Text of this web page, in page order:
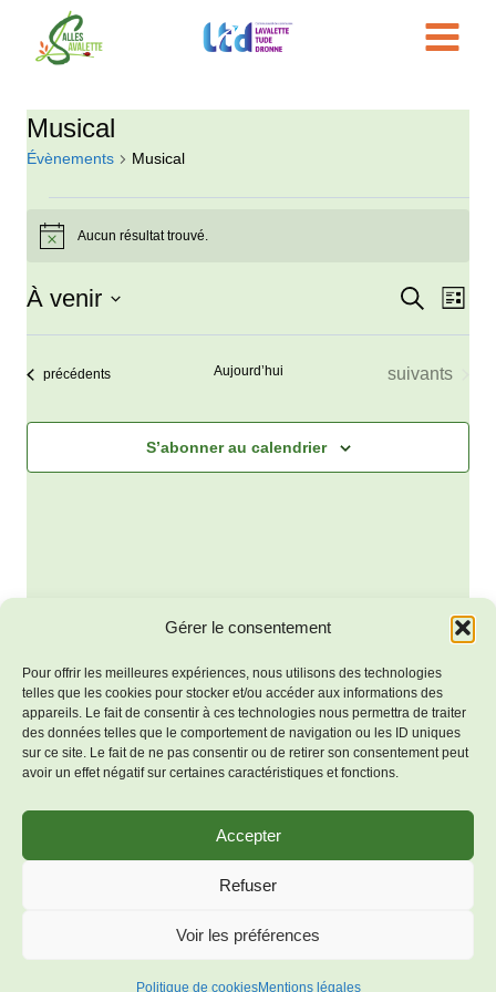
Gérer le consentement
Pour offrir les meilleures expériences, nous utilisons des technologies
telles que les cookies pour stocker et/ou accéder aux informations des
appareils. Le fait de consentir à ces technologies nous permettra de traiter
des données telles que le comportement de navigation ou les ID uniques
sur ce site. Le fait de ne pas consentir ou de retirer son consentement peut
avoir un effet négatif sur certaines caractéristiques et fonctions.
Accepter
Refuser
Voir les préférences
Politique de cookiesMentions légales
Musical
Évènements Musical
Évènements
Notice Aucun résultat trouvé.
Recherche
de
Liste
À venir
Sélectionnez
Évènements
précédents Aujourd’hui Évènements
suivants
S’abonner au calendrier
© 2026 Bienvenue à Salles-
Kadence WP
Mentions
cookies (UE)